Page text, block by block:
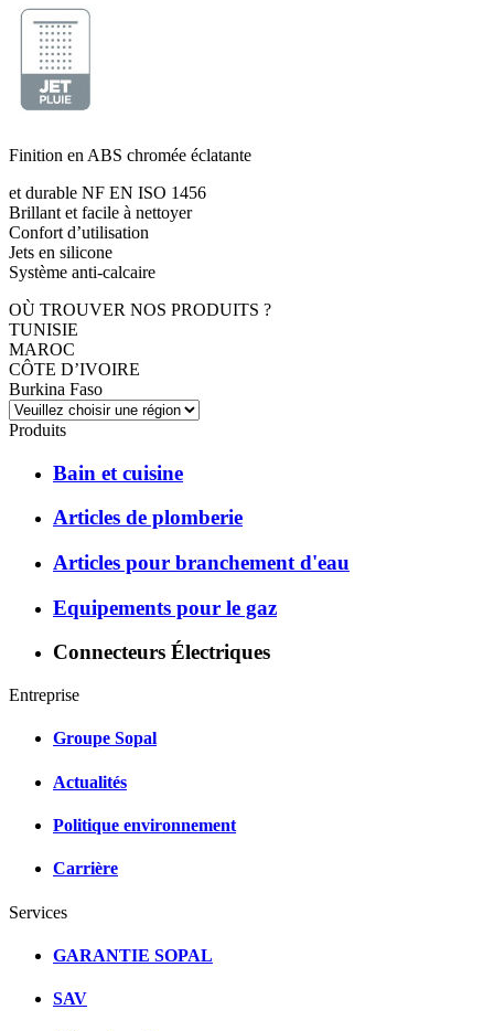
Finition en ABS chromée éclatante
et durable NF EN ISO 1456
Brillant et facile à nettoyer
Confort d’utilisation
Jets en silicone
Système anti-calcaire
OÙ TROUVER NOS PRODUITS ?
TUNISIE
MAROC
CÔTE D’IVOIRE
Burkina Faso
Produits
Bain et cuisine
Articles de plomberie
Articles pour branchement d'eau
Equipements pour le gaz
Connecteurs Électriques
Entreprise
Groupe Sopal
Actualités
Politique environnement
Carrière
Services
GARANTIE SOPAL
SAV